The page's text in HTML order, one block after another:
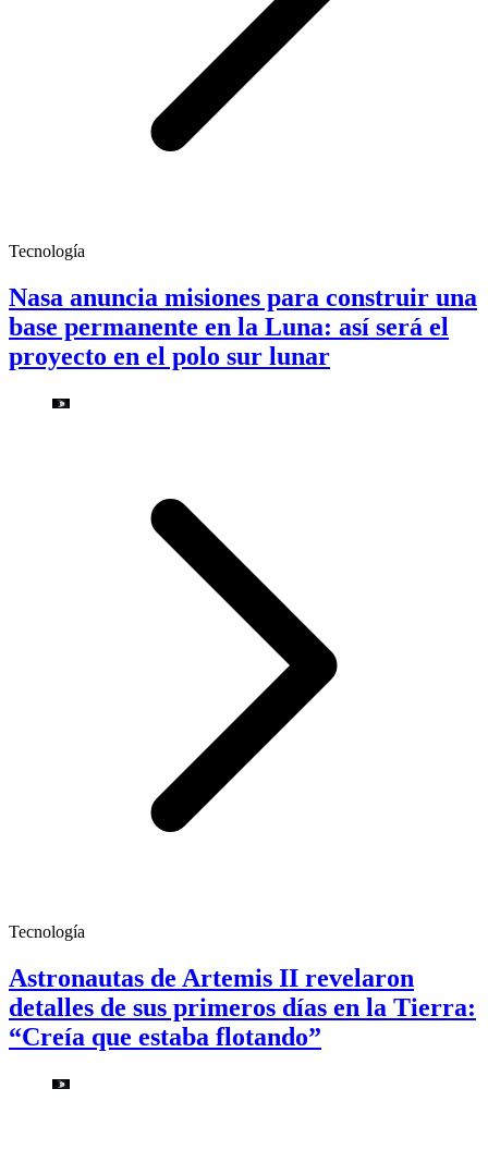
Tecnología
Nasa anuncia misiones para construir una
base permanente en la Luna: así será el
proyecto en el polo sur lunar
Tecnología
Astronautas de Artemis II revelaron
detalles de sus primeros días en la Tierra:
“Creía que estaba flotando”